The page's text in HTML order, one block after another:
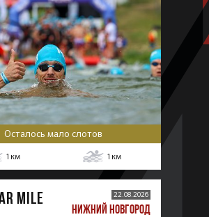
Осталось мало слотов
1 км 1 км
MILE 22.08.2026
НИЖНИЙ НОВГОРОД